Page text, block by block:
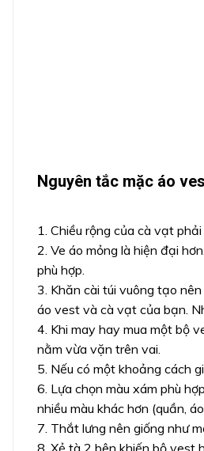
Nguyên tắc mặc áo
1. Chiều rộng của cà vạt
2. Ve áo mỏng là hiện đại
phù hợp.
3. Khăn cài túi vuông tạo
áo vest và cà vạt của bạn.
4. Khi may hay mua một bộ
nằm vừa vặn trên vai.
5. Nếu có một khoảng cách
6. Lựa chọn màu xám phù
nhiều màu khác hơn (quần,
7. Thắt lưng nên giống như